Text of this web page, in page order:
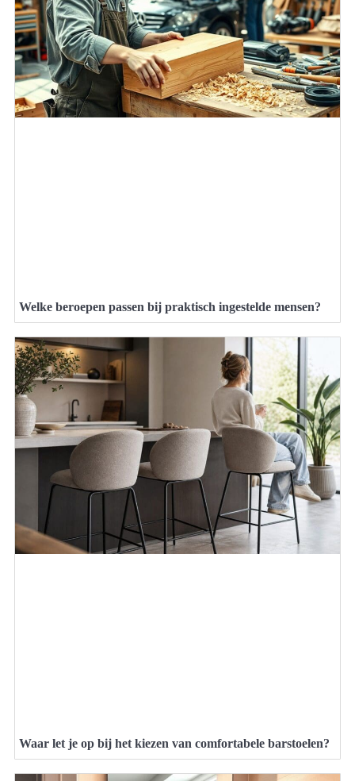
Welke beroepen passen bij praktisch ingestelde mensen?
Waar let je op bij het kiezen van comfortabele barstoelen?